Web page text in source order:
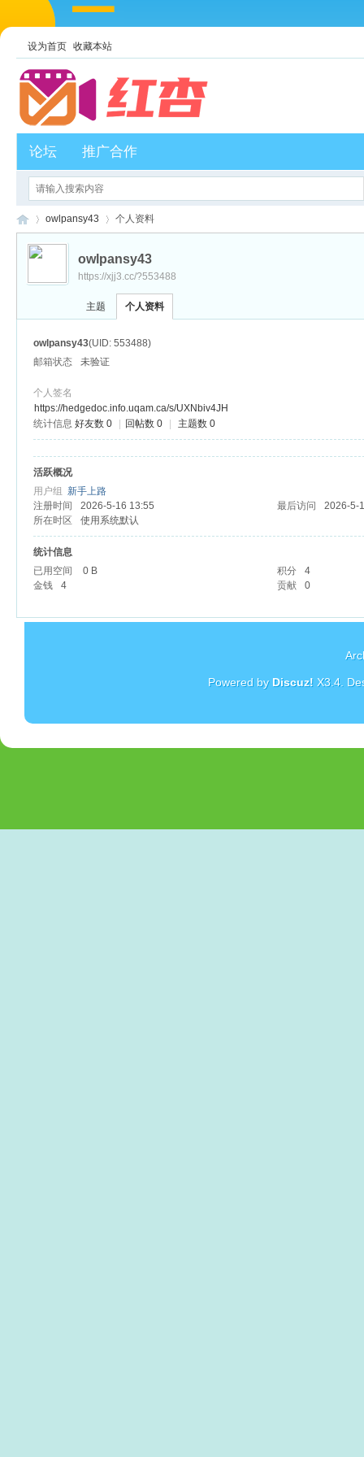
设为首页 收藏本站
论坛 推广合作
›
owlpansy43 个人资料
owlpansy43
https://xjj3.cc/?553488
主题 个人资料
owlpansy43(UID: 553488)
邮箱状态
未验证
个人签名
https://hedgedoc.info.uqam.ca/s/UXNbiv4JH
统计信息 好友数 0 回帖数 0 主题数 0
活跃概况
用户组新手上路
注册时间
2026-5-16 13:55 最后访问
2026-5-
所在时区
使用系统默认
统计信息
已用空间
0 B 积分
4
金钱
4 贡献 0
Powered by Discuz! X3.4.